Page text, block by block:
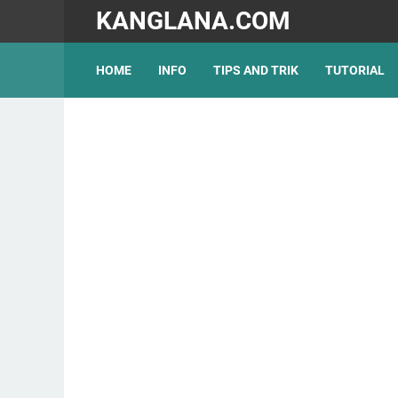
KANGLANA.COM
HOME INFO TIPS AND TRIK TUTORIAL